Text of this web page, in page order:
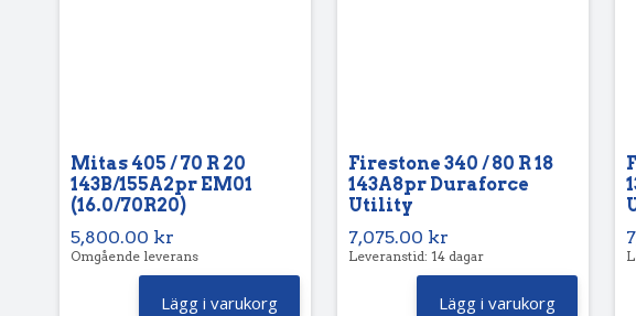
Firestone 340 / 80 R 18
143A8pr Duraforce
Utility
7,075.00 kr
Leveranstid: 14 dagar
Lägg i varukorg
Mitas 405 / 70 R 20
143B/155A2pr EM01
(16.0/70R20)
5,800.00 kr
Omgående leverans
Lägg i varukorg